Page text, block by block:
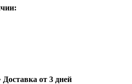
от 3 дней